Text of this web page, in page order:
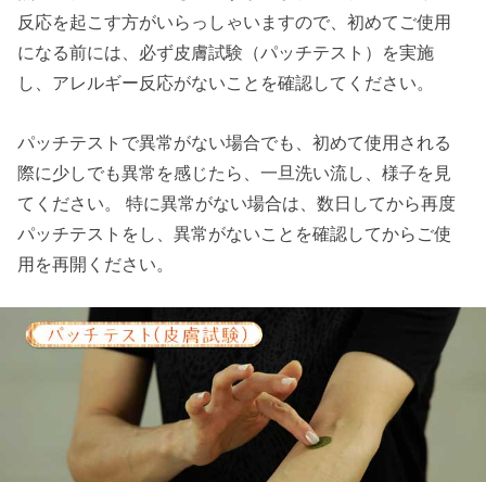
反応を起こす方がいらっしゃいますので、初めてご使用
になる前には、必ず皮膚試験（パッチテスト）を実施
し、アレルギー反応がないことを確認してください。
パッチテストで異常がない場合でも、初めて使用される
際に少しでも異常を感じたら、一旦洗い流し、様子を見
てください。 特に異常がない場合は、数日してから再度
パッチテストをし、異常がないことを確認してからご使
用を再開ください。